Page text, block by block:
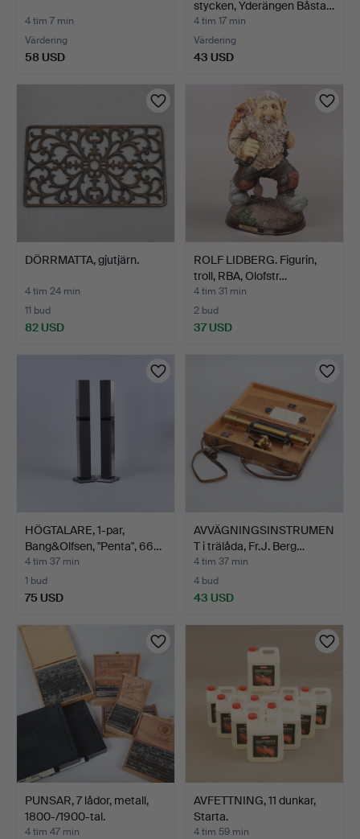
4 tim 7 min
Värdering
58 USD
stycken, Yderängen Båsta…
4 tim 17 min
Värdering
43 USD
DÖRRMATTA, gjutjärn.
4 tim 24 min
11 bud
82 USD
ROLF LIDBERG. Figurin,
troll, RBA, Olofstr…
4 tim 31 min
2 bud
37 USD
HÖGTALARE, 1-par,
Bang&Olfsen, "Penta", 66…
4 tim 37 min
1 bud
75 USD
AVVÄGNINGSINSTRUMEN
T i trälåda, Fr.J. Berg…
4 tim 37 min
4 bud
43 USD
PUNSAR, 7 lådor, metall,
1800-/1900-tal.
4 tim 47 min
AVFETTNING, 11 dunkar,
Starta.
4 tim 59 min